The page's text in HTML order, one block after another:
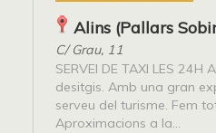
Alins (Pallars
C/ Grau, 11
SERVEI DE TAXI LES
desitgis. Amb una gran
serveu del turisme. Fem
Aproximacions a la...